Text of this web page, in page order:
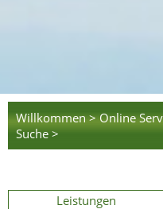
Willkommen > Online
Suche >
Leistungen